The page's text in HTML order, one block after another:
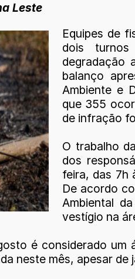
Leste
Equipes de
dois turnos
degradação
balanço
Ambiente e
que 355
de infração
O trabalho
dos
feira, das 7h
De acordo
Ambiental
vestígio na
é considerado um
neste mês, apesar de